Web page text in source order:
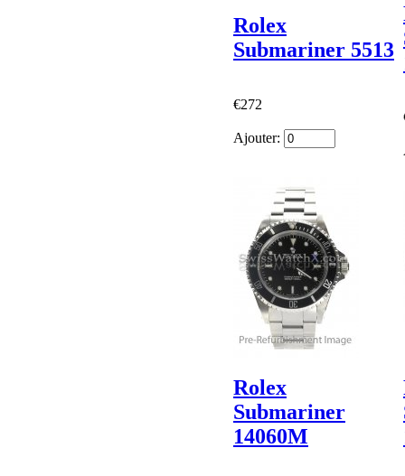
Rolex
Submariner 5513
€272
Ajouter:
Rolex
Submariner
14060M